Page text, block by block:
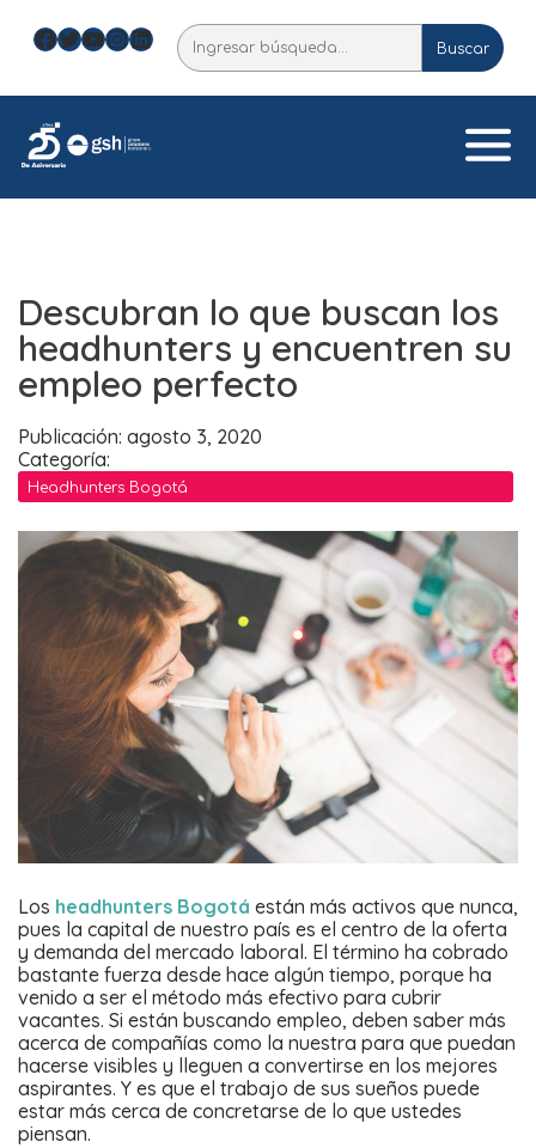
Facebook
Twitter
YouTube
Instagram
LinkedIn
Buscar
Buscar
Descubran lo que buscan los
headhunters y encuentren su
empleo perfecto
Publicación: agosto 3, 2020
Categoría:
Headhunters Bogotá
Los headhunters Bogotá están más activos que nunca,
pues la capital de nuestro país es el centro de la oferta
y demanda del mercado laboral. El término ha cobrado
bastante fuerza desde hace algún tiempo, porque ha
venido a ser el método más efectivo para cubrir
vacantes. Si están buscando empleo, deben saber más
acerca de compañías como la nuestra para que puedan
hacerse visibles y lleguen a convertirse en los mejores
aspirantes. Y es que el trabajo de sus sueños puede
estar más cerca de concretarse de lo que ustedes
piensan.